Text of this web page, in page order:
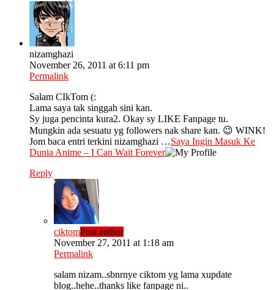
nizamghazi
November 26, 2011 at 6:11 pm
Permalink
Salam CIkTom (:
Lama saya tak singgah sini kan.
Sy juga pencinta kura2. Okay sy LIKE Fanpage tu.
Mungkin ada sesuatu yg followers nak share kan. 😉 WINK!
Jom baca entri terkini nizamghazi …Saya Ingin Masuk Ke
Dunia Anime – I Can Wait Forever
Reply
ciktomPost author
November 27, 2011 at 1:18 am
Permalink
salam nizam..sbnrnye ciktom yg lama xupdate
blog..hehe..thanks like fanpage ni..